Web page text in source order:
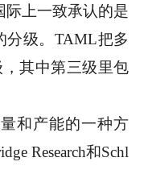
际上一致承认的是
分级。TAML把多
其中第三级里包
和产能的一种方
Research和Schl